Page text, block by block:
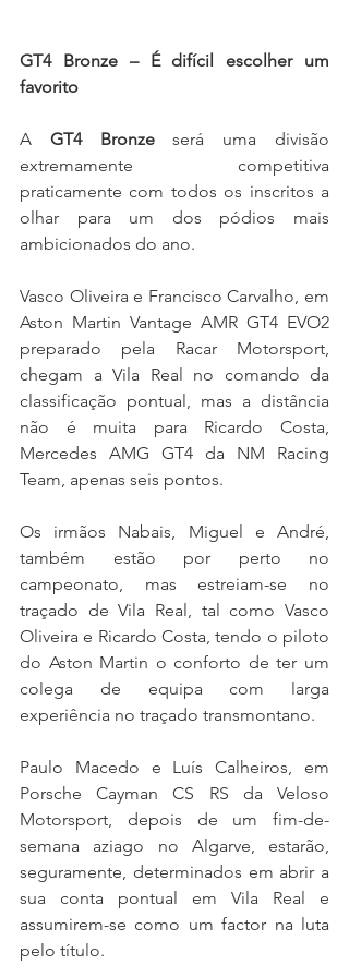
GT4 Bronze – É difícil escolher um
favorito
A GT4 Bronze será uma divisão
extremamente competitiva
praticamente com todos os inscritos a
olhar para um dos pódios mais
ambicionados do ano.
Vasco Oliveira e Francisco Carvalho, em
Aston Martin Vantage AMR GT4 EVO2
preparado pela Racar Motorsport,
chegam a Vila Real no comando da
classificação pontual, mas a distância
não é muita para Ricardo Costa,
Mercedes AMG GT4 da NM Racing
Team, apenas seis pontos.
Os irmãos Nabais, Miguel e André,
também estão por perto no
campeonato, mas estreiam-se no
traçado de Vila Real, tal como Vasco
Oliveira e Ricardo Costa, tendo o piloto
do Aston Martin o conforto de ter um
colega de equipa com larga
experiência no traçado transmontano.
Paulo Macedo e Luís Calheiros, em
Porsche Cayman CS RS da Veloso
Motorsport, depois de um fim-de-
semana aziago no Algarve, estarão,
seguramente, determinados em abrir a
sua conta pontual em Vila Real e
assumirem-se como um factor na luta
pelo título.